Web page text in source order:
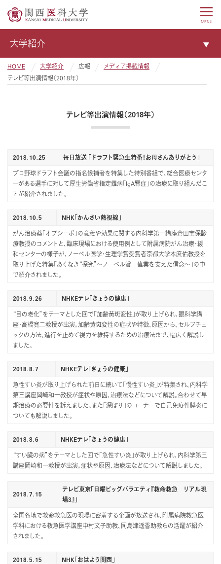
MENU
大学紹介
HOME 大学紹介 広報
メディア掲載情報
テレビ等出演情報（2018年）
テレビ等出演情報（2018年）
2018.10.25
毎日放送 「ドラフト緊急生特番！お母さんありがとう」
プロ野球ドラフト会議の指名候補者を特集した特別番組で、総合医療センタ
ーがある選手に対して厚生労働省指定難病「IgA腎症」の治療に取り組んだこ
とが紹介されました。
2018.10.5
NHK「かんさい熱視線」
がん治療薬「オプシーボ」の意義や効果に関する内科学第一講座倉田宝保診
療教授のコメントと、臨床現場における使用例として附属病院がん治療・緩
和センターの様子が、ノーベル医学・生理学賞受賞者京都大学本庶佑教授を
取り上げた特集「あくなき“探究”～ノーベル賞 偉業を支えた信念～」の中
で紹介されました。
2018.9.26
NHKEテレ「きょうの健康」
“目の老化”をテーマとした回で「加齢黄斑変性」が取り上げられ、眼科学講
座・高橋寛二教授が出演。加齢黄斑変性の症状や特徴、原因から、セルフチェ
ックの方法、進行を止めて視力を維持するための治療法まで、幅広く解説し
ました。
2018.8.7
NHKEテレ「きょうの健康」
急性すい炎が取り上げられた前日に続いて「慢性すい炎」が特集され、内科学
第三講座岡崎和一教授が症状や原因、治療法などについて解説。合わせて早
期治療の必要性を訴えました。また「深ぼり」のコーナーで自己免疫性膵炎に
ついても解説しました。
2018.8.6
NHKEテレ「きょうの健康」
“すい臓の病”をテーマとした回で「急性すい炎」が取り上げられ、内科学第三
講座岡崎和一教授が出演。症状や原因、治療法などについて解説しました。
2018.7.15
テレビ東京「日曜ビッグバラエティ『救命救急 リアル現
場3』」
全国各地で救命救急医の現場に密着する企画が放送され、附属病院救急医
学科における救急医学講座中村文子助教、同島津遥香助教らの活躍が紹介
されました。
2018.5.15
NHK「おはよう関西」